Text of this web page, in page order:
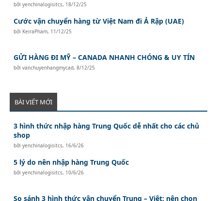
bởiyenchinalogisitcs, 18/12/25
Cước vận chuyển hàng từ Việt Nam đi Ả Rập (UAE)
bởi KeiraPham, 11/12/25
GỬI HÀNG ĐI MỸ – CANADA NHANH CHÓNG & UY TÍN
bởivanchuyenhangmycad,8/12/25
BÀI VIẾT MỚI
3 hình thức nhập hàng Trung Quốc dễ nhất cho các chủ
shop
bởiyenchinalogisitcs, 16/6/26
5 lý do nên nhập hàng Trung Quốc
bởiyenchinalogisitcs, 10/6/26
So sánh 3 hình thức vận chuyển Trung – Việt: nên chọn